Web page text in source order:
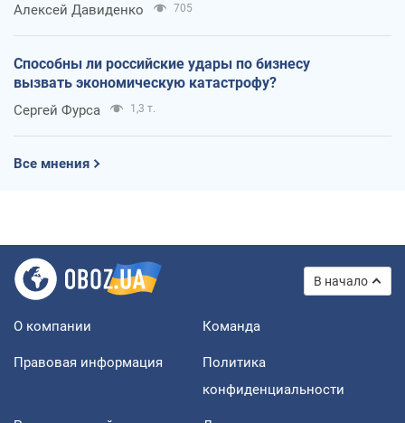
Алексей Давиденко 705
Способны ли российские удары по бизнесу
вызвать экономическую катастрофу?
Сергей Фурса 1,3 т.
Все мнения
В начало
О компании Команда
Правовая информация
Политика
конфиденциальности